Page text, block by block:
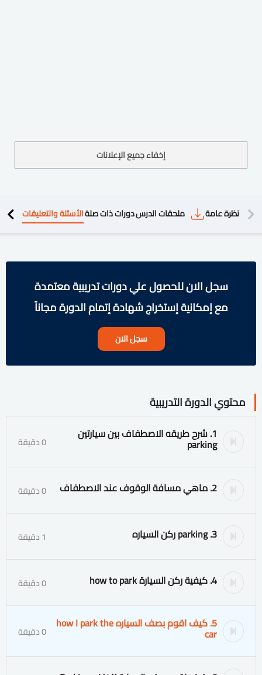
إخفاء جميع الإعلانات
نظرة عامة ملحقات الدرسدورات ذات صلةالأسئلة والتعليقات
سجل الان للحصول علي دورات تدريبية معتمدة
مع إمكانية إستخراج شهادة إتمام الدورة مجاناً
سجل الان
محتوي الدورة التدريبية
1. شرح طريقه الاصطفاف بين سيارتين
parking 0 دقيقة
2. ماهي مسافة الوقوف عند الاصطفاف 0 دقيقة
3. parking ركن السياره 1 دقيقة
4. كيفية ركن السيارة how to park 0 دقيقة
5. كيف اقوم بصف السياره how I park the
car 0 دقيقة